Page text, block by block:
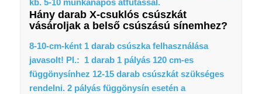
kb. 5-10 munkanapos átfutással.
Hány darab X-csuklós csúszkát
vásároljak a belső csúszású sínemhez?
8-10-cm-ként 1 darab csúszka felhasználása
javasolt! Pl.: 1 darab 1 pályás 120 cm-es
függönysínhez 12-15 darab csúszkát szükséges
rendelni. 2 pályás függönysín esetén a